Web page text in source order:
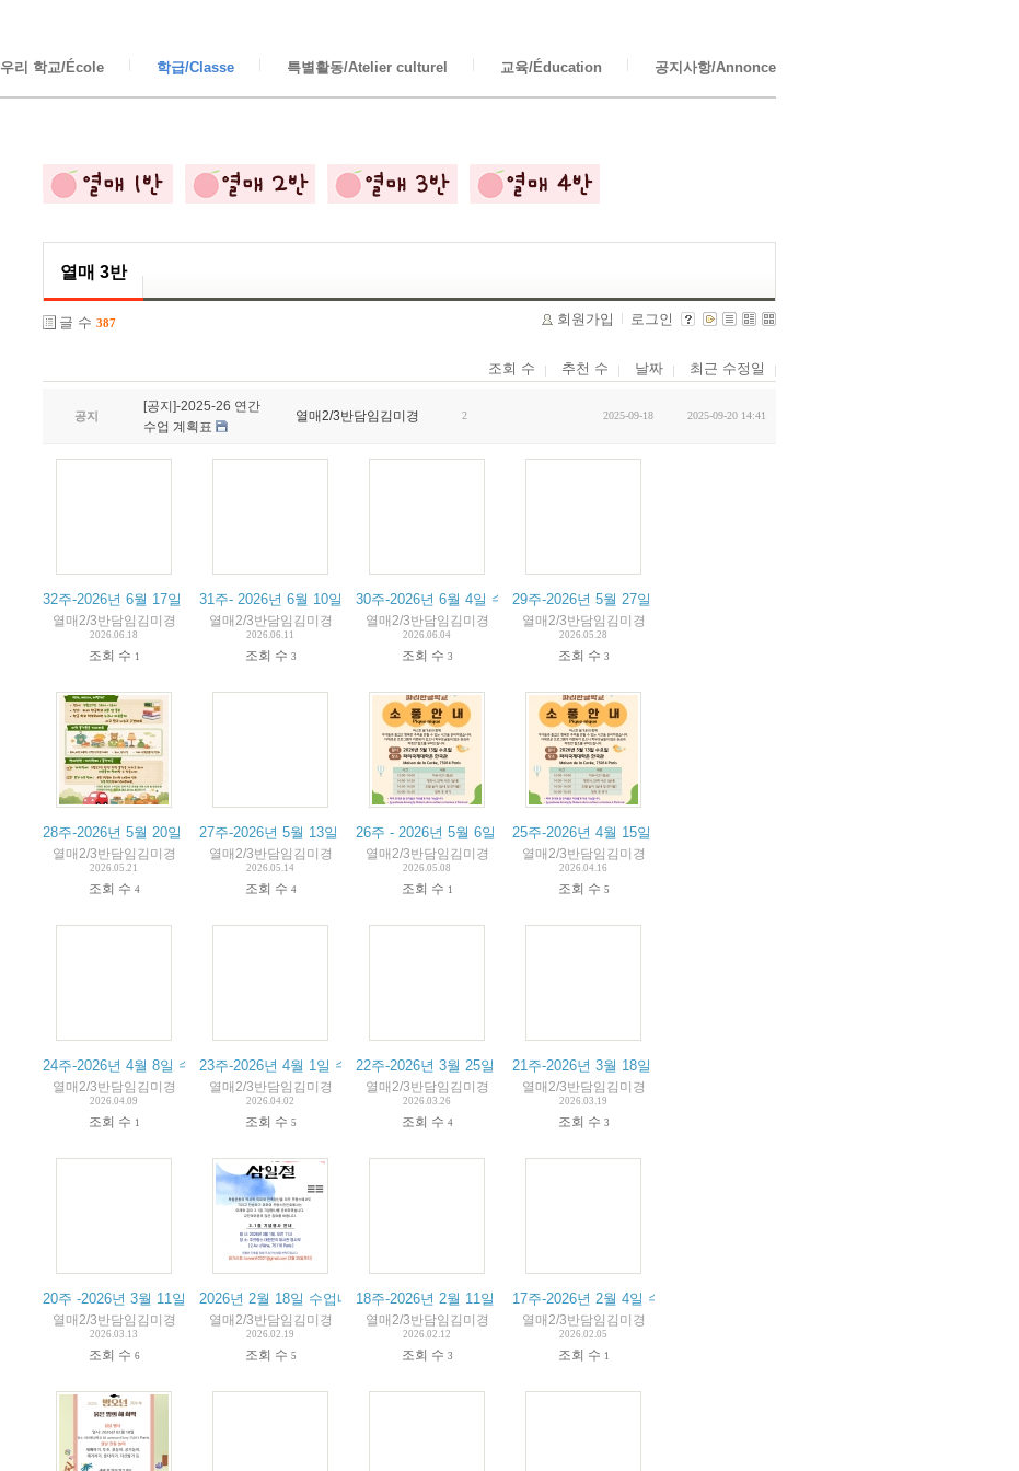
우리 학교/École 학급/Classe 특별활동/Atelier culturel 교육/Éducation 공지사항/Annonce
열매 3반
글 수 387 회원가입 로그인
조회 수 추천 수 날짜 최근 수정일
공지
[공지]-2025-26 연간
수업 계획표
열매2/3반담임김미경 2 2025-09-18 2025-09-20 14:41
32주-2026년 6월 17일 수업내용과 알림장 (종업식)
열매2/3반담임김미경
2026.06.18
조회 수 1
31주- 2026년 6월 10일 수업내용과 알림장
열매2/3반담임김미경
2026.06.11
조회 수 3
30주-2026년 6월 4일 수업내용과 알림장
열매2/3반담임김미경
2026.06.04
조회 수 3
29주-2026년 5월 27일 수업내용과 알림장
열매2/3반담임김미경
2026.05.28
조회 수 3
28주-2026년 5월 20일 수업내용과 알림장
열매2/3반담임김미경
2026.05.21
조회 수 4
27주-2026년 5월 13일 수업내용과 알림장 -소풍
열매2/3반담임김미경
2026.05.14
조회 수 4
26주 - 2026년 5월 6일 수업내용과 알림장
열매2/3반담임김미경
2026.05.08
조회 수 1
25주-2026년 4월 15일 수업내용과 알림장
열매2/3반담임김미경
2026.04.16
조회 수 5
24주-2026년 4월 8일 수업내용과 알림장
열매2/3반담임김미경
2026.04.09
조회 수 1
23주-2026년 4월 1일 수업내용과 알림장
열매2/3반담임김미경
2026.04.02
조회 수 5
22주-2026년 3월 25일 수업내용과 알림장
열매2/3반담임김미경
2026.03.26
조회 수 4
21주-2026년 3월 18일 수업내용과 알림장
열매2/3반담임김미경
2026.03.19
조회 수 3
20주 -2026년 3월 11일 수업내용과 알림장
열매2/3반담임김미경
2026.03.13
조회 수 6
2026년 2월 18일 수업내용과 알림장-설날 행사
열매2/3반담임김미경
2026.02.19
조회 수 5
18주-2026년 2월 11일 수업내용과 알림장
열매2/3반담임김미경
2026.02.12
조회 수 3
17주-2026년 2월 4일 수업내용과 알림장
열매2/3반담임김미경
2026.02.05
조회 수 1